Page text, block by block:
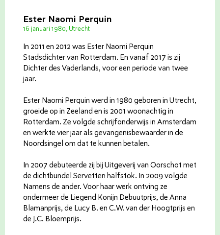
Ester Naomi Perquin
16 januari 1980, Utrecht
In 2011 en 2012 was Ester Naomi Perquin
Stadsdichter van Rotterdam. En vanaf 2017 is zij
Dichter des Vaderlands, voor een periode van twee
jaar.
Ester Naomi Perquin werd in 1980 geboren in Utrecht,
groeide op in Zeeland en is 2001 woonachtig in
Rotterdam. Ze volgde schrijfonderwijs in Amsterdam
en werkte vier jaar als gevangenisbewaarder in de
Noordsingel om dat te kunnen betalen.
In 2007 debuteerde zij bij Uitgeverij van Oorschot met
de dichtbundel Servetten halfstok. In 2009 volgde
Namens de ander. Voor haar werk ontving ze
ondermeer de Liegend Konijn Debuutprijs, de Anna
Blamanprijs, de Lucy B. en C.W. van der Hoogtprijs en
de J.C. Bloemprijs.